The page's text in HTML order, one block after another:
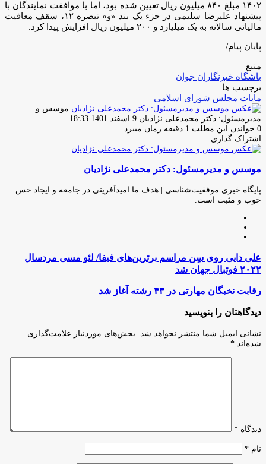
۱۴۰۲ مبلغ ۸۴۰ میلیون ریال تعیین شده بود، اما با موافقت نمایندگان با
پیشنهاد علیرضا سلیمی در جزء یک بند «و» تبصره ۱۲، سقف معافیت
مالیاتی سالانه به یک میلیارد و ۲۰۰ میلیون ریال افزایش پیدا کرد.
پایان پیام/
منبع
باشگاه خبرنگاران جوان
برچسب ها
مایات مجلس شورای اسلامی
موسس و
مدیرمسئول: دکتر محمدعلی نژادیان ارسال
ایمیل
9 اسفند 1401 18:33
0 خواندن این مطلب 1 دقیقه زمان میبرد
اشتراک گذاری
فیس
توئیتر
لینکدین
واتس
تلگرام
اشتراک
از
ایمیل
چاپ
موسس و مدیرمسئول: دکتر محمدعلی نژادیان
پایگاه خبری موفقیت‌شناسی | هدف ما امیدآفرینی در جامعه و ایجاد حس
خوب و مثبت است.
علی
دایی
روی
سِن
مراسم
برترین‌های
فیفا/
مسی
مردسال
علی دایی روی سِن مراسم برترین‌های فیفا/ لئو مسی مردسال
۲۰۲۲ فوتبال جهان شد
رقابت
مهارتی
۴۳
رشته
رقابت نخبگان مهارتی در ۴۳ رشته آغاز شد
دیدگاهتان را بنویسید
نشانی ایمیل شما منتشر نخواهد شد.
بخش‌های موردنیاز علامت‌گذاری
شده‌اند *
دیدگاه *
نام *